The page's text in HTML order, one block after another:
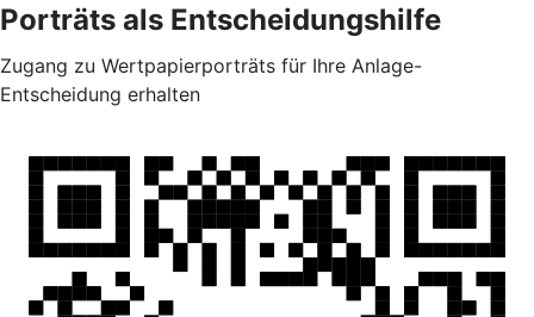
Porträts als Entscheidungshilfe
Zugang zu Wertpapierporträts für Ihre Anlage-
Entscheidung erhalten